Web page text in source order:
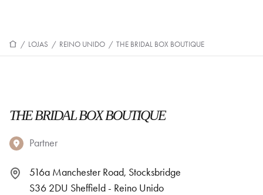
/ LOJAS / REINO UNIDO / THE BRIDAL BOX BOUTIQUE
THE BRIDAL BOX BOUTIQUE
Partner
516a Manchester Road, Stocksbridge
S36 2DU Sheffield - Reino Unido